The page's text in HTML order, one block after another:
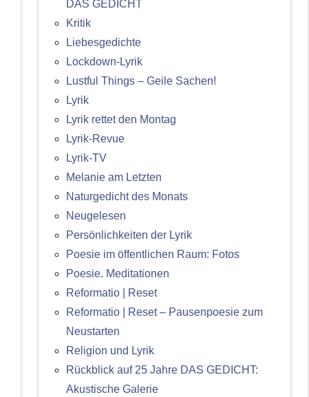
DAS GEDICHT
Kritik
Liebesgedichte
Lockdown-Lyrik
Lustful Things – Geile Sachen!
Lyrik
Lyrik rettet den Montag
Lyrik-Revue
Lyrik-TV
Melanie am Letzten
Naturgedicht des Monats
Neugelesen
Persönlichkeiten der Lyrik
Poesie im öffentlichen Raum: Fotos
Poesie. Meditationen
Reformatio | Reset
Reformatio | Reset – Pausenpoesie zum
Neustarten
Religion und Lyrik
Rückblick auf 25 Jahre DAS GEDICHT:
Akustische Galerie